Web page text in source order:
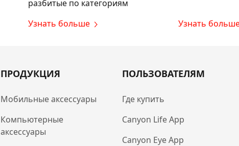
разбитые по категориям
Узнать больше
Узнать
ПРОДУКЦИЯ
Мобильные аксессуары
Компьютерные
аксессуары
ПОЛЬЗОВАТЕЛЯМ
Где купить
Canyon Life App
Canyon Eye App